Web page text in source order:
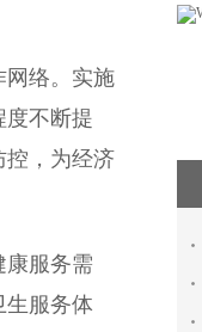
络。实施
度不断提
控，为经济
服务需
生服务体